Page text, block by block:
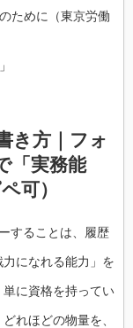
ために（東京労働
き方｜フォ
「実務能
可）
することは、履歴
になれる能力」を
に資格を持ってい
れほどの物量を、